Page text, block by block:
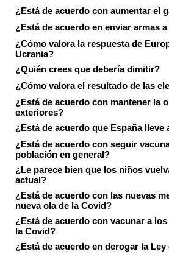
¿Está de acuerdo con aumentar el
¿Está de acuerdo en enviar armas
¿Cómo valora la respuesta de
Ucrania?
¿Quién crees que debería dimitir?
¿Cómo valora el resultado de las
¿Está de acuerdo con mantener la
exteriores?
¿Está de acuerdo que España
¿Está de acuerdo con seguir
población en general?
¿Le parece bien que los niños
actual?
¿Está de acuerdo con las nuevas
nueva ola de la Covid?
¿Está de acuerdo con vacunar a
la Covid?
¿Está de acuerdo en derogar la